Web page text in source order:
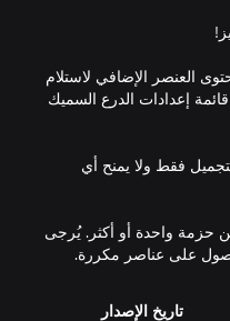
العنصر الإضافي لاستلام
إعدادات الدرع السميك
فقط ولا يمنح أي
حزمة واحدة أو أكثر. يُرجى
على عناصر مكررة.
تاريخ الإصدار